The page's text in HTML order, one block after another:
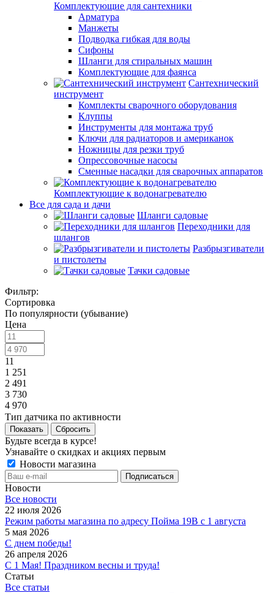
Комплектующие для сантехники
Арматура
Манжеты
Подводка гибкая для воды
Сифоны
Шланги для стиральных машин
Комплектующие для фаянса
Сантехнический
инструмент
Комплекты сварочного оборудования
Клуппы
Инструменты для монтажа труб
Ключи для радиаторов и американок
Ножницы для резки труб
Опрессовочные насосы
Сменные насадки для сварочных аппаратов
Комплектующие к водонагревателю
Все для сада и дачи
Шланги садовые
Переходники для
шлангов
Разбрызгиватели
и пистолеты
Тачки садовые
Фильтр:
Сортировка
По популярности (убывание)
Цена
11
1 251
2 491
3 730
4 970
Тип датчика по активности
Показать Сбросить
Будьте всегда в курсе!
Узнавайте о скидках и акциях первым
Новости магазина
Новости
Все новости
22 июля 2026
Режим работы магазина по адресу Пойма 19В с 1 августа
5 мая 2026
С днем победы!
26 апреля 2026
С 1 Мая! Праздником весны и труда!
Статьи
Все статьи